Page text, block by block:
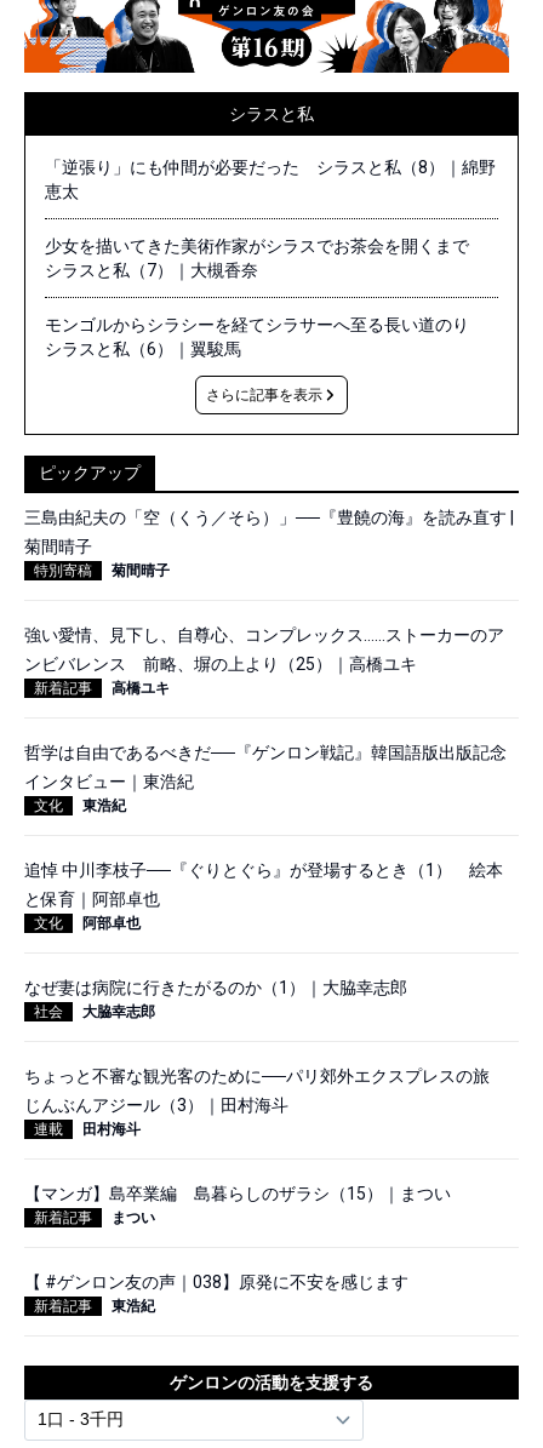
シラスと私
「逆張り」にも仲間が必要だった シラスと私（8）｜綿野
恵太
少女を描いてきた美術作家がシラスでお茶会を開くまで
シラスと私（7）｜大槻香奈
モンゴルからシラシーを経てシラサーへ至る長い道のり
シラスと私（6）｜翼駿馬
さらに記事を表示
ピックアップ
三島由紀夫の「空（くう／そら）」──『豊饒の海』を読み直す |
菊間晴子
特別寄稿 菊間晴子
強い愛情、見下し、自尊心、コンプレックス……ストーカーのア
ンビバレンス 前略、塀の上より（25）｜高橋ユキ
新着記事 高橋ユキ
哲学は自由であるべきだ──『ゲンロン戦記』韓国語版出版記念
インタビュー｜東浩紀
文化 東浩紀
追悼 中川李枝子──『ぐりとぐら』が登場するとき（1） 絵本
と保育｜阿部卓也
文化 阿部卓也
なぜ妻は病院に行きたがるのか（1）｜大脇幸志郎
社会 大脇幸志郎
ちょっと不審な観光客のために──パリ郊外エクスプレスの旅
じんぶんアジール（3）｜田村海斗
連載 田村海斗
【マンガ】島卒業編 島暮らしのザラシ（15）｜まつい
新着記事 まつい
【 #ゲンロン友の声｜038】原発に不安を感じます
新着記事 東浩紀
ゲンロンの活動を支援する